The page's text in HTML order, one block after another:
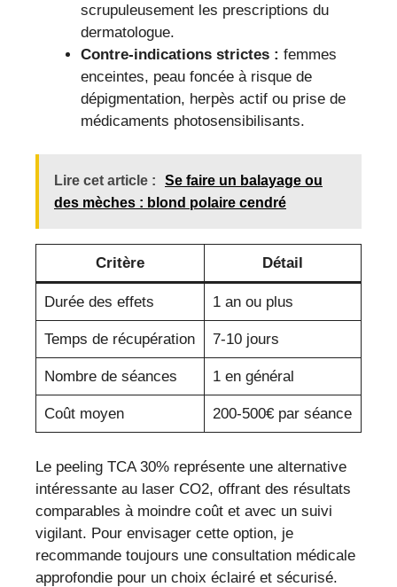
scrupuleusement les prescriptions du
dermatologue.
Contre-indications strictes : femmes
enceintes, peau foncée à risque de
dépigmentation, herpès actif ou prise de
médicaments photosensibilisants.
Lire cet article :
Se faire un balayage ou
des mèches : blond polaire cendré
Critère Détail
Durée des effets 1 an ou plus
Temps de récupération 7-10 jours
Nombre de séances 1 en général
Coût moyen 200-500€ par séance
Le peeling TCA 30% représente une alternative
intéressante au laser CO2, offrant des résultats
comparables à moindre coût et avec un suivi
vigilant. Pour envisager cette option, je
recommande toujours une consultation médicale
approfondie pour un choix éclairé et sécurisé.